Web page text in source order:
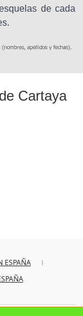
de cada
Cartaya
ESPAÑA